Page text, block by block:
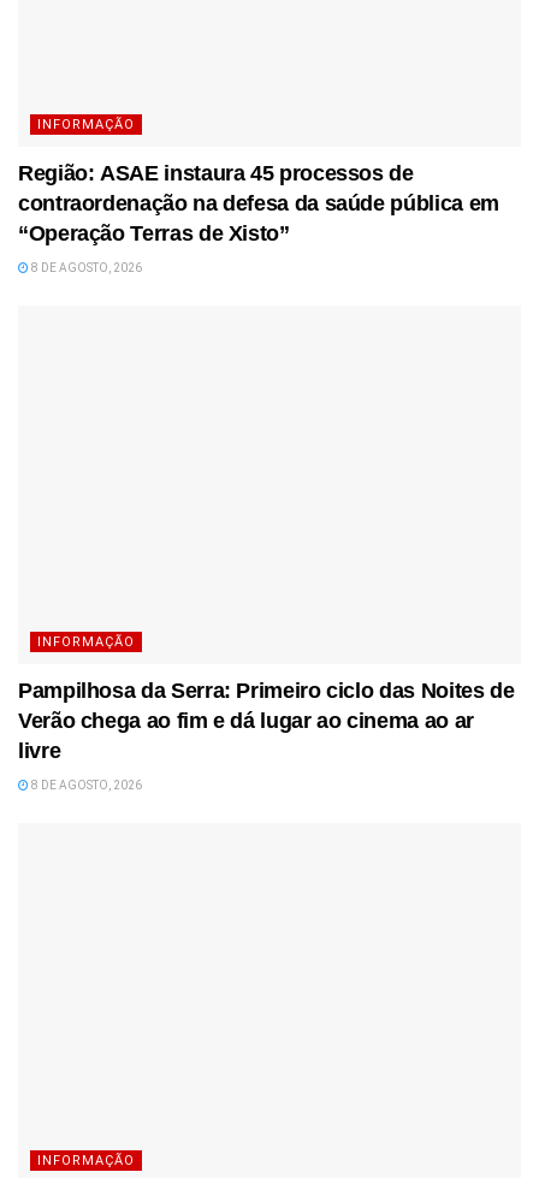
INFORMAÇÃO
Região: ASAE instaura 45 processos de
contraordenação na defesa da saúde pública em
“Operação Terras de Xisto”
8 DE AGOSTO, 2026
INFORMAÇÃO
Pampilhosa da Serra: Primeiro ciclo das Noites de
Verão chega ao fim e dá lugar ao cinema ao ar
livre
8 DE AGOSTO, 2026
INFORMAÇÃO